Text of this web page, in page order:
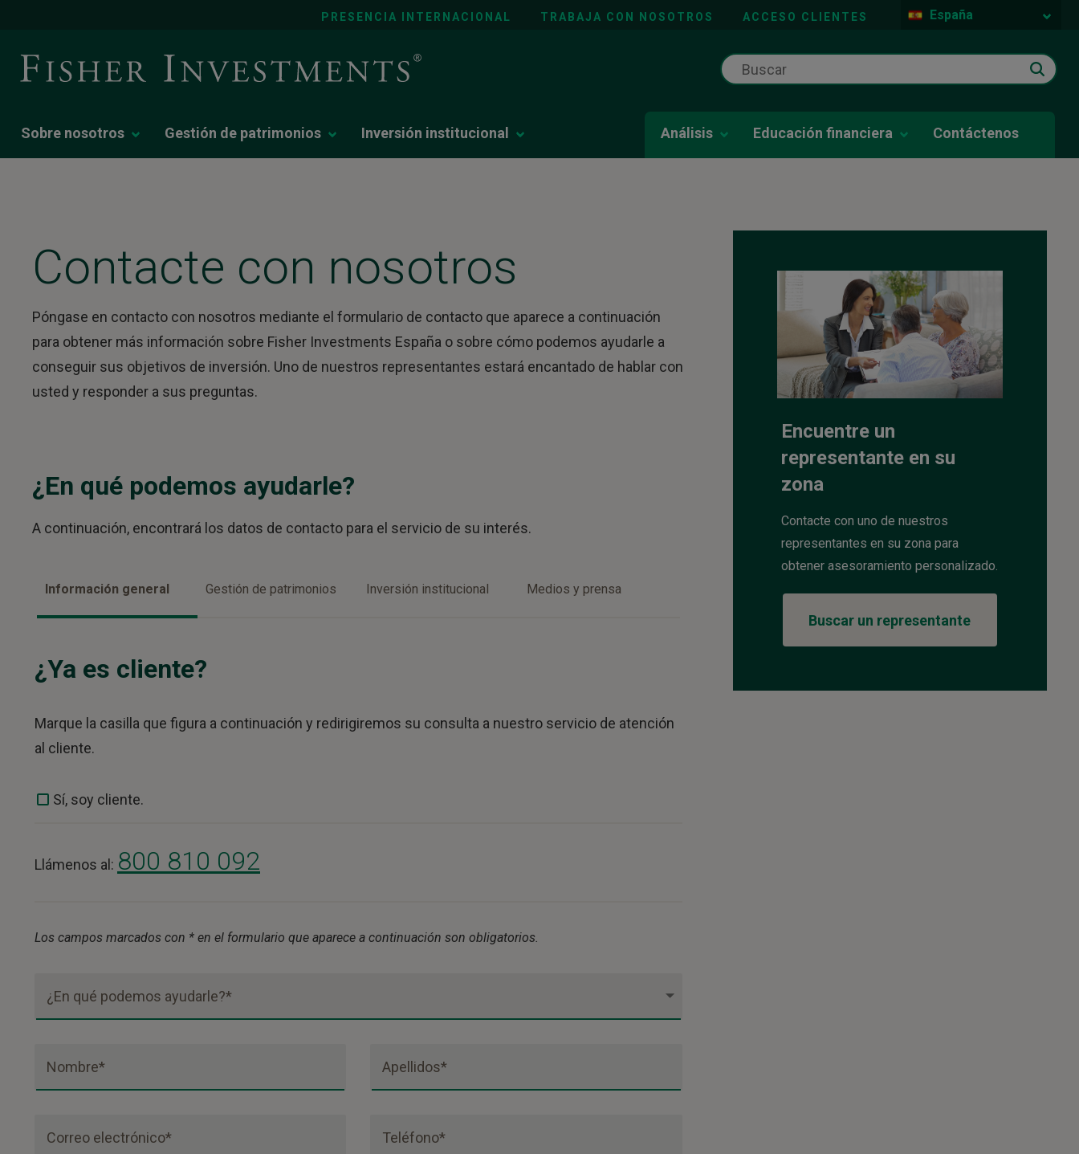
PRESENCIA INTERNACIONAL TRABAJA CON NOSOTROS ACCESO CLIENTES España
Sobre nosotros Gestión de patrimonios Inversión institucional Análisis Educación financiera Contáctenos
Contacte con nosotros
Póngase en contacto con nosotros mediante el formulario de contacto que aparece a continuación
para obtener más información sobre Fisher Investments España o sobre cómo podemos ayudarle a
conseguir sus objetivos de inversión. Uno de nuestros representantes estará encantado de hablar con
usted y responder a sus preguntas.
¿En qué podemos ayudarle?
A continuación, encontrará los datos de contacto para el servicio de su interés.
Información general Gestión de patrimonios Inversión institucional Medios y prensa
¿Ya es cliente?
Marque la casilla que figura a continuación y redirigiremos su consulta a nuestro servicio de atención
al cliente.
Sí, soy cliente.
Llámenos al: 800 810 092
Los campos marcados con * en el formulario que aparece a continuación son obligatorios.
¿En qué podemos ayudarle?*
Nombre* Apellidos*
Correo electrónico* Teléfono*
Encuentre un
representante en su
zona
Contacte con uno de nuestros
representantes en su zona para
obtener asesoramiento personalizado.
Buscar un representante